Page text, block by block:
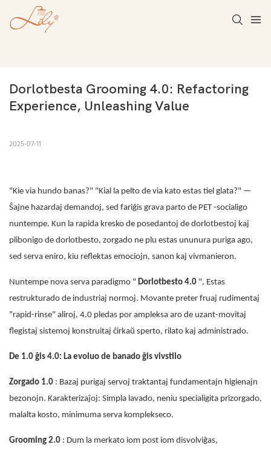
Dorlotbesta Grooming 4.0: Refactoring
Experience, Unleashing Value
2025-07-11
"Kie via hundo banas?" "Kial la pelto de via kato estas tiel glata?" —
Ŝajne hazardaj demandoj, sed fariĝis grava parto de PET -socialigo
nuntempe. Kun la rapida kresko de posedantoj de dorlotbestoj kaj
plibonigo de dorlotbesto, zorgado ne plu estas ununura puriga ago,
sed serva eniro, kiu reflektas emociojn, sanon kaj vivmanieron.
Nuntempe nova serva paradigmo " Dorlotbesto 4.0 ", Estas
restrukturado de industriaj normoj. Movante preter fruaj rudimentaj
"rapid-rinse" aliroj, 4.0 pledas por ampleksa aro de uzant-movitaj
flegistaj sistemoj konstruitaj ĉirkaŭ sperto, rilato kaj administrado.
De 1.0 ĝis 4.0: La evoluo de banado ĝis vivstilo
Zorgado 1.0 : Bazaj purigaj servoj traktantaj fundamentajn higienajn
bezonojn. Karakterizaĵoj: Simpla lavado, neniu specialigita prizorgado,
malalta kosto, minimuma serva komplekseco.
Grooming 2.0 : Dum la merkato iom post iom disvolviĝas,